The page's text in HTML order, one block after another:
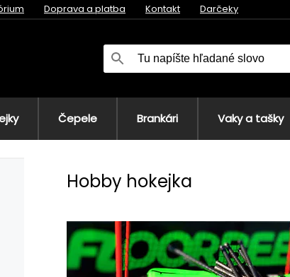
Doprava a platba Kontakt Darčeky
Čepele Brankári Vaky a tašky
Hobby hokejka